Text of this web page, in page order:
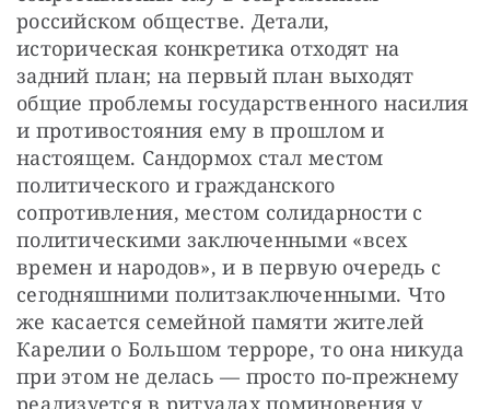
российском обществе. Детали,
историческая конкретика отходят на
задний план; на первый план выходят
общие проблемы государственного насилия
и противостояния ему в прошлом и
настоящем. Сандормох стал местом
политического и гражданского
сопротивления, местом солидарности с
политическими заключенными «всех
времен и народов», и в первую очередь с
сегодняшними политзаключенными. Что
же касается семейной памяти жителей
Карелии о Большом терроре, то она никуда
при этом не делась — просто по-прежнему